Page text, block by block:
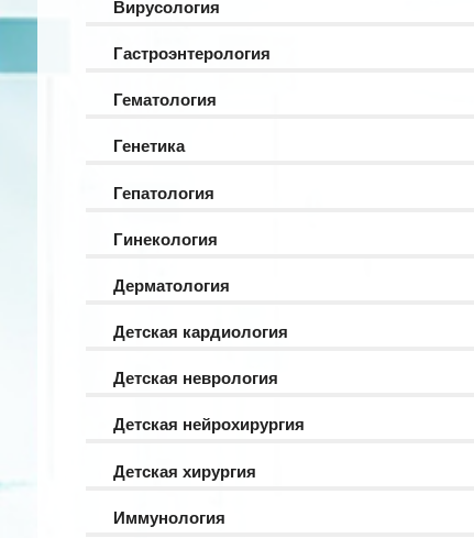
Вирусология
Гастроэнтерология
Гематология
Генетика
Гепатология
Гинекология
Дерматология
Детская кардиология
Детская неврология
Детская нейрохирургия
Детская хирургия
Иммунология